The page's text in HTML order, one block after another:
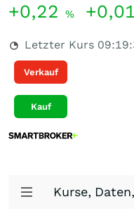
+0,22 %
Letzter Kurs
Verkauf
Kauf
Kurse,